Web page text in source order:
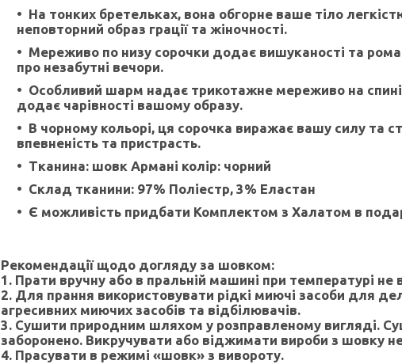
На тонких бретельках, вона обгорне ваше тіло
неповторний образ грації та жіночності.
Мереживо по низу сорочки додає вишуканості та
про незабутні вечори.
Особливий шарм надає трикотажне мереживо на
додає чарівності вашому образу.
В чорному кольорі, ця сорочка виражає вашу силу та
впевненість та пристрасть.
Тканина: шовк Армані колір: чорний
Склад тканини: 97% Поліестр, 3% Еластан
Є можливість придбати Комплектом з Халатом в
Рекомендації щодо догляду за шовком:
1. Прати вручну або в пральній машині при температурі
2. Для прання використовувати рідкі миючі засоби для
агресивних миючих засобів та відбілювачів.
3. Сушити природним шляхом у розправленому вигляді.
заборонено. Викручувати або віджимати вироби з шовку
4. Прасувати в режимі «шовк» з вивороту.